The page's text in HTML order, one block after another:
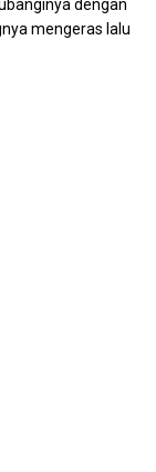
dengan
mengeras lalu